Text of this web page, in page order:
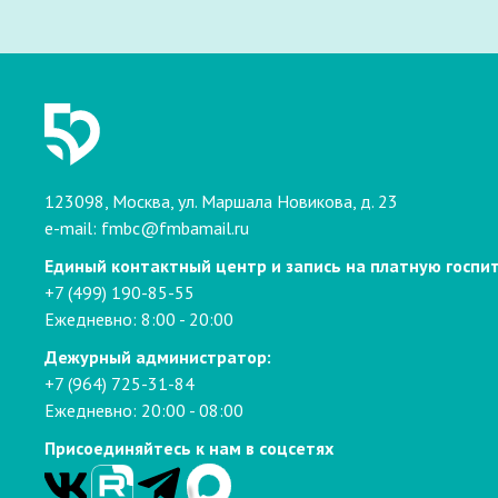
123098, Москва, ул. Маршала Новикова, д. 23
e-mail: fmbc@fmbamail.ru
Единый контактный центр и запись на платную
+7 (499) 190-85-55
Ежедневно: 8:00 - 20:00
Дежурный администратор:
+7 (964) 725-31-84
Ежедневно: 20:00 - 08:00
Присоединяйтесь к нам в соцсетях